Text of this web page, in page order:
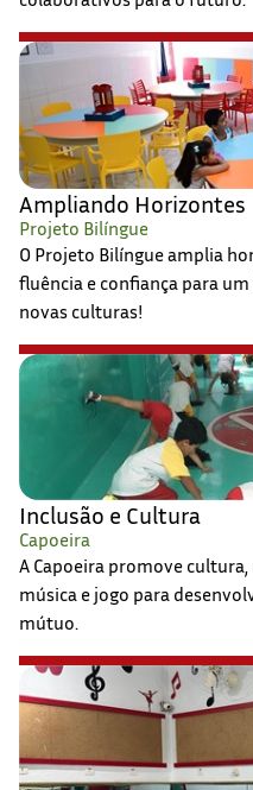
Ampliando Horizontes
Projeto Bilíngue
O Projeto Bilíngue amplia
fluência e confiança para
novas culturas!
Inclusão e Cultura
Capoeira
A Capoeira promove
música e jogo para
mútuo.